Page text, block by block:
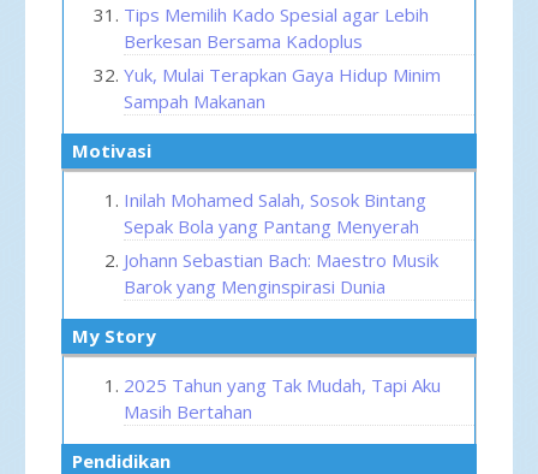
Tips Memilih Kado Spesial agar Lebih
Berkesan Bersama Kadoplus
Yuk, Mulai Terapkan Gaya Hidup Minim
Sampah Makanan
Motivasi
Inilah Mohamed Salah, Sosok Bintang
Sepak Bola yang Pantang Menyerah
Johann Sebastian Bach: Maestro Musik
Barok yang Menginspirasi Dunia
My Story
2025 Tahun yang Tak Mudah, Tapi Aku
Masih Bertahan
Pendidikan